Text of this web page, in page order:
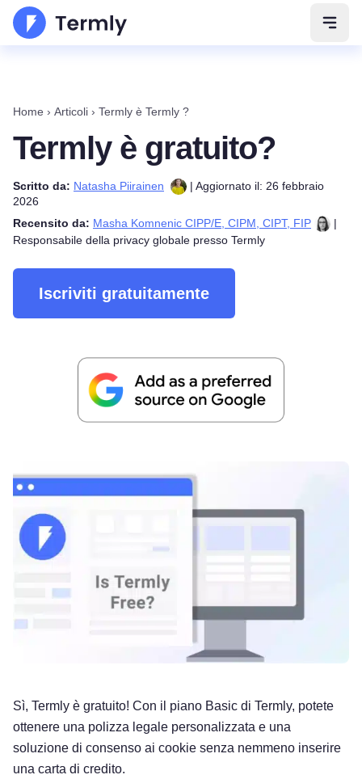
Apri
Home › Articoli › Termly è Termly ?
Termly è gratuito?
Scritto da: Natasha Piirainen
| Aggiornato il: 26 febbraio
2026
Recensito da: Masha Komnenic CIPP/E, CIPM, CIPT, FIP
|
Responsabile della privacy globale presso Termly
Iscriviti gratuitamente
Sì, Termly è gratuito! Con il piano Basic di Termly, potete
ottenere una polizza legale personalizzata e una
soluzione di consenso ai cookie senza nemmeno inserire
una carta di credito.